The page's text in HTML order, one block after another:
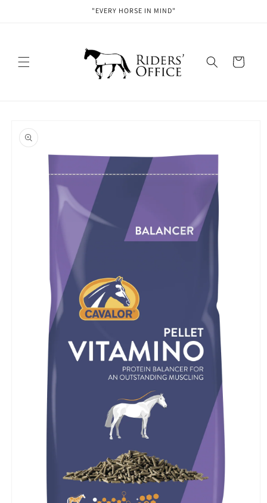
"EVERY HORSE IN MIND"
Ostoskori
tuotetietoihin